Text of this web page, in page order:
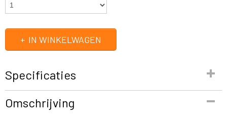
IN WINKELWAGEN
Specificaties
WLC003
Omschrijving